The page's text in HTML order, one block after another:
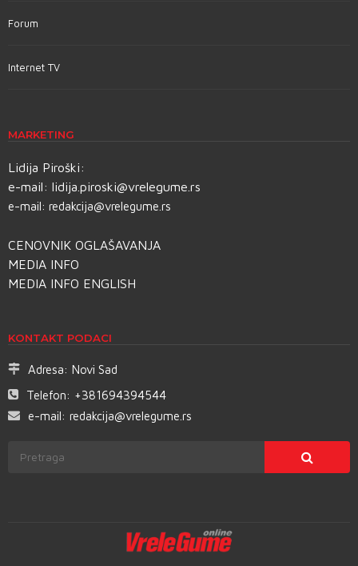
Forum
Internet TV
MARKETING
Lidija Piroški:
e-mail: lidija.piroski@vrelegume.rs
e-mail: redakcija@vrelegume.rs
CENOVNIK OGLAŠAVANJA
MEDIA INFO
MEDIA INFO ENGLISH
KONTAKT PODACI
Adresa: Novi Sad
Telefon: +381694394544
e-mail: redakcija@vrelegume.rs